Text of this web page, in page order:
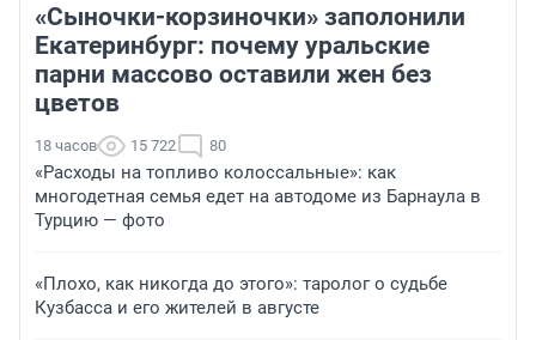
«Сыночки-корзиночки» заполонили
Екатеринбург: почему уральские
парни массово оставили жен без
цветов
18 часов 15 722 80
«Расходы на топливо колоссальные»: как
многодетная семья едет на автодоме из Барнаула в
Турцию — фото
«Плохо, как никогда до этого»: таролог о судьбе
Кузбасса и его жителей в августе